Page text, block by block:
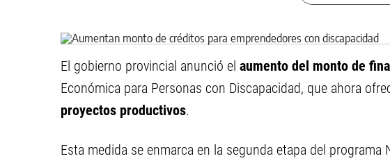
El gobierno provincial anunció el aumento del monto de
Económica para Personas con Discapacidad, que ahora
proyectos productivos.
Esta medida se enmarca en la segunda etapa del programa